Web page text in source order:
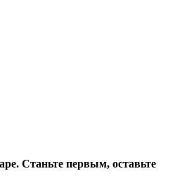
Станьте первым, оставьте